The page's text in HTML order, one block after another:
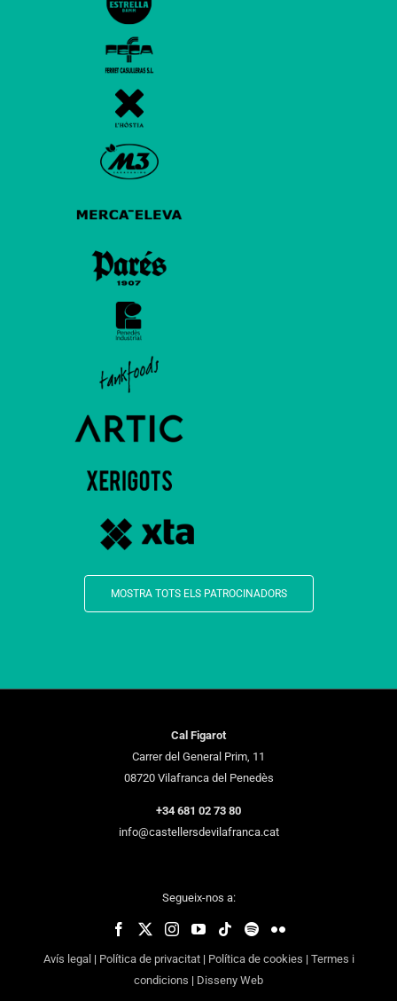
MOSTRA TOTS ELS PATROCINADORS
Cal Figarot
Carrer del General Prim, 11
08720 Vilafranca del Penedès
+34 681 02 73 80
info@castellersdevilafranca.cat
Segueix-nos a:
Avís legal | Política de privacitat| Política de cookies | Termes i
condicions | Disseny Web